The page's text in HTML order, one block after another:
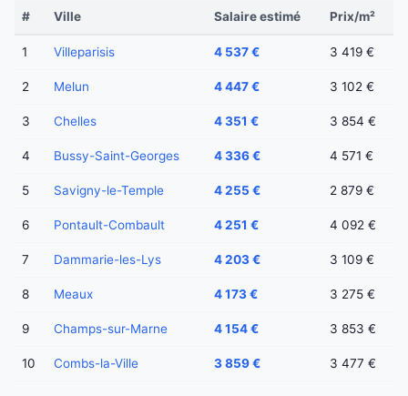
# Ville Salaire estimé Prix/m²
1 Villeparisis 4 537 € 3 419 €
2 Melun 4 447 € 3 102 €
3 Chelles 4 351 € 3 854 €
4 Bussy-Saint-Georges 4 336 € 4 571 €
5 Savigny-le-Temple 4 255 € 2 879 €
6 Pontault-Combault 4 251 € 4 092 €
7 Dammarie-les-Lys 4 203 € 3 109 €
8 Meaux 4 173 € 3 275 €
9 Champs-sur-Marne 4 154 € 3 853 €
10 Combs-la-Ville 3 859 € 3 477 €